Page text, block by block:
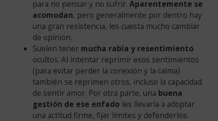
para no pensar y no sufrir. Aparentemente se
acomodan, pero generalmente por dentro hay
una gran resistencia, les cuesta mucho cambiar
de opinión.
Suelen tener mucha rabia y resentimiento
ocultos. Al intentar reprimir esos sentimientos
(para evitar perder la conexión y la calma)
también se reprimen otros, incluso la capacidad
de sentir amor. Por otra parte, una buena
gestión de ese enfado les llevaría a adoptar
una actitud firme, fijar límites y defenderlos.